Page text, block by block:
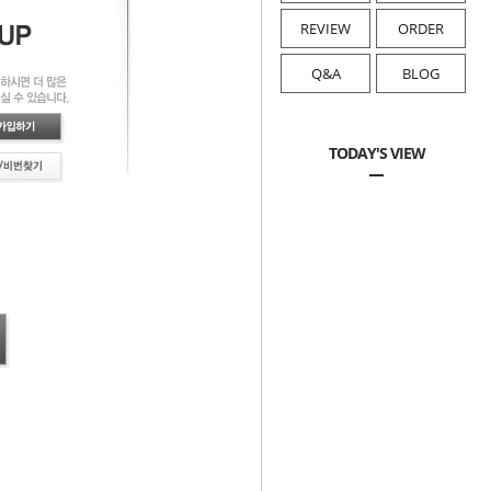
REVIEW ORDER
Q&A BLOG
TODAY'S VIEW